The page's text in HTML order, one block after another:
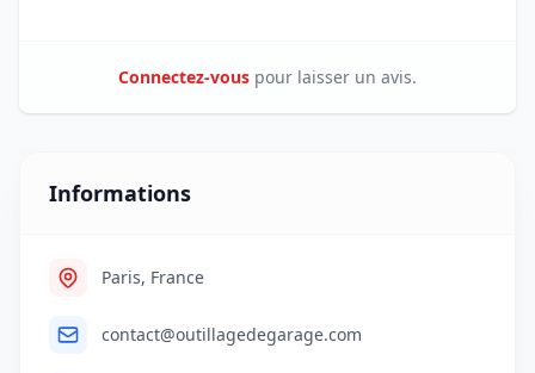
Connectez-vous pour laisser un avis.
Informations
Paris, France
contact@outillagedegarage.com